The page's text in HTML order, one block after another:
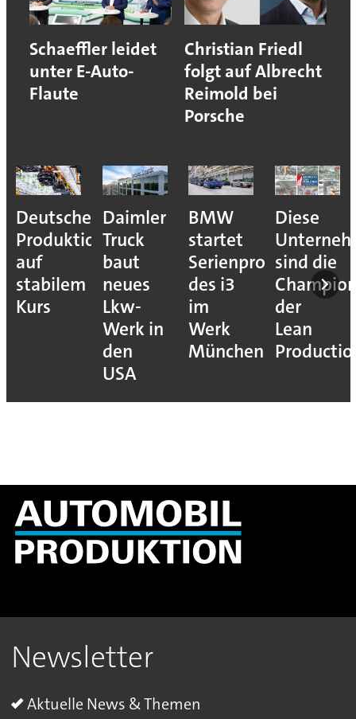
Schaeffler leidet
unter E-Auto-
Flaute
Christian Friedl
folgt auf Albrecht
Reimold bei
Porsche
Deutsche
Produktion
auf
stabilem
Kurs
Daimler
Truck
baut
neues
Lkw-
Werk in
den
USA
BMW
startet
Serienproduktion
des i3
im
Werk
München
Diese
sind die
der
Lean
Newsletter
Aktuelle News & Themen